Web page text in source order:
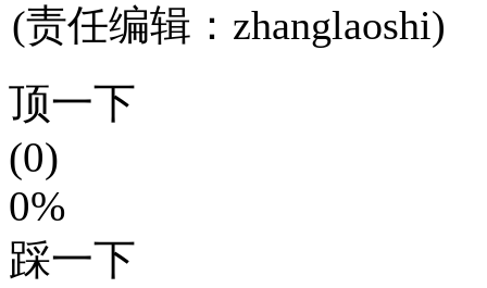
(责任编辑：zhanglaoshi)
顶一下
(0)
0%
踩一下